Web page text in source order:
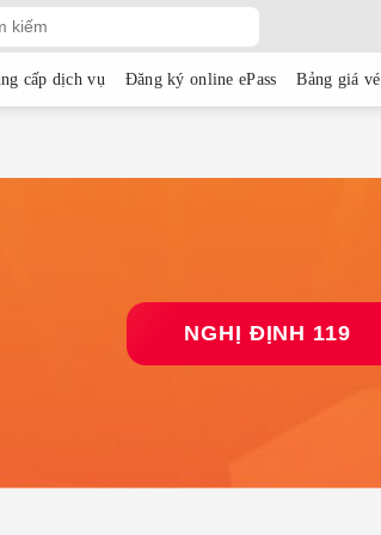
cấp dịch vụ Đăng ký online ePass Bảng giá vé
NGHỊ ĐỊNH 119